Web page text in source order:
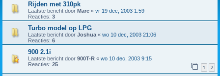
Rijden met 310pk
Laatste bericht door Marc « vr 19 dec, 2003 1:59
Reacties: 3
Turbo model op LPG
Laatste bericht door Joshua « wo 10 dec, 2003 21:06
Reacties: 6
900 2.1i
Laatste bericht door 900T-R « wo 10 dec, 2003 9:15
Reacties: 25 1 2